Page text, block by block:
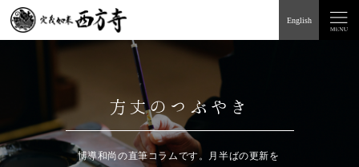
English
方丈のつぶやき
博導和尚の直筆コラムです。月半ばの更新を